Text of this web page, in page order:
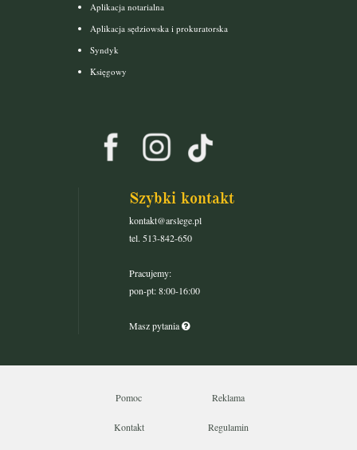
Aplikacja notarialna
Aplikacja sędziowska i prokuratorska
Syndyk
Księgowy
Szybki kontakt
kontakt@arslege.pl
tel. 513-842-650
Pracujemy:
pon-pt: 8:00-16:00
Masz pytania
Pomoc Reklama
Kontakt Regulamin